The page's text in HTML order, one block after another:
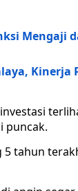
Mengaji
Kinerja
puncak.
tahun